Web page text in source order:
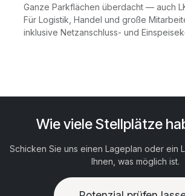
Ganze Parkflächen überdacht — auch
Für Logistik, Handel und große
inklusive Netzanschluss- und
Wie viele Stellplätze
Schicken Sie uns einen Lageplan oder ein
Ihnen, was möglich ist.